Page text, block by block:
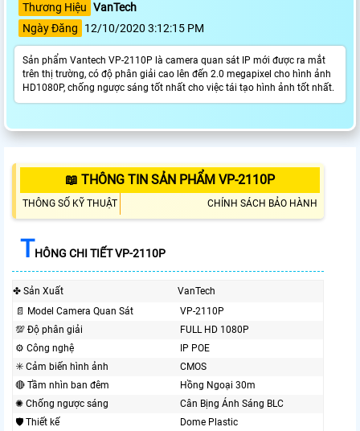
Thương Hiệu VanTech
Ngày Đăng
12/10/2020 3:12:15 PM
Sản phẩm Vantech VP-2110P là camera quan sát IP mới được ra mắt
trên thị trường, có độ phân giải cao lên đến 2.0 megapixel cho hình ảnh
HD1080P, chống ngược sáng tốt nhất cho việc tái tạo hình ảnh tốt nhất.
📖 THÔNG TIN SẢN PHẨM VP-2110P
THÔNG SỐ KỸ THUẬT CHÍNH SÁCH BẢO HÀNH
THÔNG CHI TIẾT VP-2110P
✤ Sản Xuất
VanTech
📄 Model Camera Quan Sát
VP-2110P
💯 Độ phân giải
FULL HD 1080P
⚙ Công nghệ
IP POE
✳️ Cảm biến hình ảnh
CMOS
🔴 Tầm nhìn ban đêm
Hồng Ngoại 30m
✺ Chống ngược sáng
Cân Bịng Ánh Sáng BLC
🛡 Thiết kế
Dome Plastic